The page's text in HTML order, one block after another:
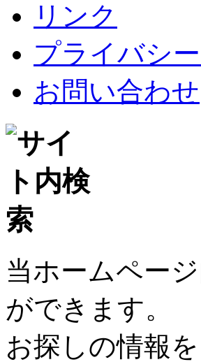
リンク
プライバシ
お問い合わせ
当ホームペー
ができます。
お探しの情報